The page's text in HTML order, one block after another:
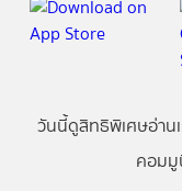
วันนี้ดูสิทธิพิเศษอ่าน
คอม